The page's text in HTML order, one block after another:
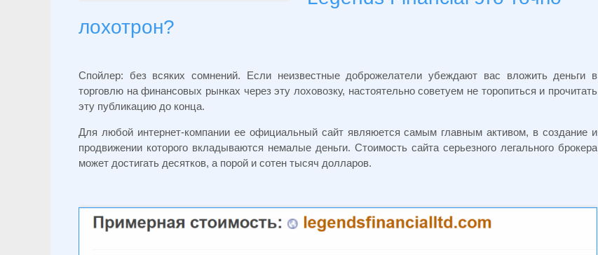
лохотрон?
Спойлер: без всяких сомнений. Если неизвестные доброжелатели убеждают вас вложить деньги в
торговлю на финансовых рынках через эту лоховозку, настоятельно советуем не торопиться и прочитать
эту публикацию до конца.
Для любой интернет-компании ее официальный сайт являюется самым главным активом, в создание и
продвижении которого вкладываются немалые деньги. Стоимость сайта серьезного легального брокера
может достигать десятков, а порой и сотен тысяч долларов.